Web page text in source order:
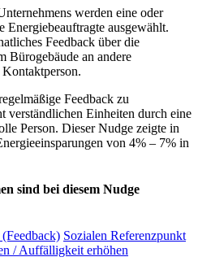
werden eine oder
Energiebeauftragte ausgewählt.
Feedback über die
Bürogebäude an andere
Feedback zu
verständlichen Einheiten durch eine
Person. Dieser Nudge zeigte in
von 4% – 7% in
sind bei diesem Nudge
Sozialen Referenzpunkt
/ Auffälligkeit erhöhen